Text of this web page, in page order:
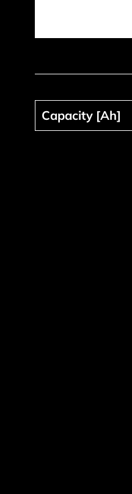
Capacity [Ah]
Capacity [Ah]